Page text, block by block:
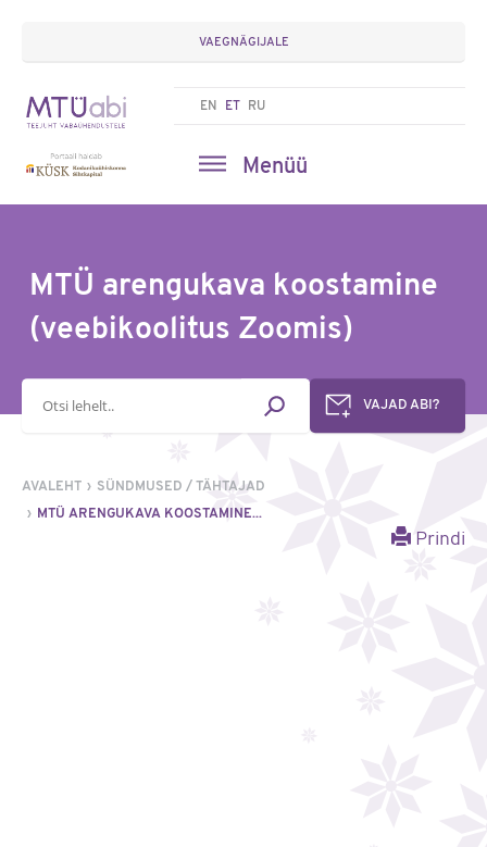
VAEGNÄGIJALE
EN ET RU
Menüü
MTÜ arengukava koostamine
(veebikoolitus Zoomis)
Otsisõna
VAJAD ABI?
AVALEHT SÜNDMUSED / TÄHTAJAD
MTÜ ARENGUKAVA KOOSTAMINE...
Prindi